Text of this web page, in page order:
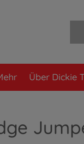
Über Dickie